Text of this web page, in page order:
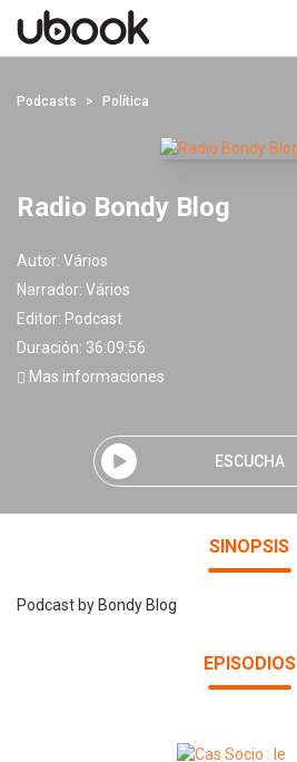
Podcasts Política
Radio Bondy Blog
Autor: Vários
Narrador: Vários
Editor: Podcast
Duración: 36:09:56
Mas informaciones
ESCUCHA
SINOPSIS
Podcast by Bondy Blog
EPISODIOS